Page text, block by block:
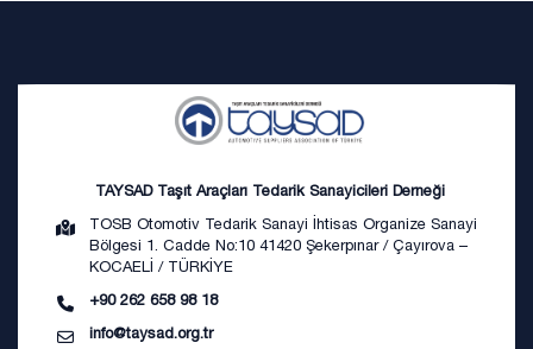
TAYSAD Taşıt Araçları Tedarik Sanayicileri Derneği
TOSB Otomotiv Tedarik Sanayi İhtisas Organize Sanayi
Bölgesi 1. Cadde No:10 41420 Şekerpınar / Çayırova –
KOCAELİ / TÜRKİYE
+90 262 658 98 18
info@taysad.org.tr